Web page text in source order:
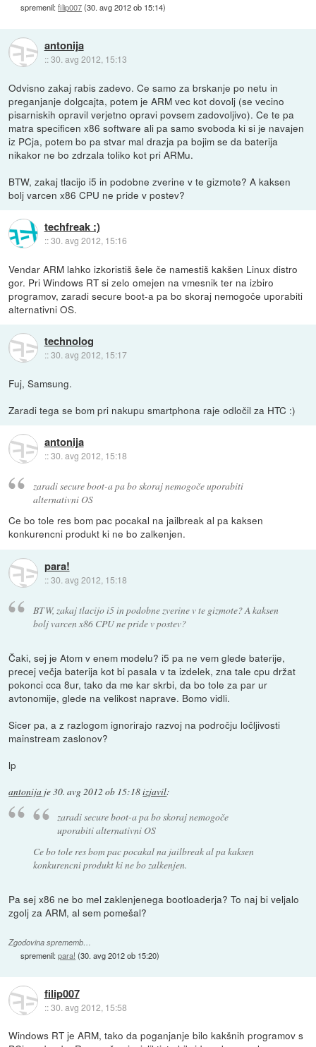
spremenil:filip007(30. avg 2012 ob 15:14)
antonija
::30. avg 2012, 15:13
Odvisno zakaj rabis zadevo. Ce samo za brskanje po netu in
preganjanje dolgcajta, potem je ARM vec kot dovolj (se vecino
pisarniskih opravil verjetno opravi povsem zadovoljivo). Ce te pa
matra specificen x86 software ali pa samo svoboda ki si je navajen
iz PCja, potem bo pa stvar mal drazja pa bojim se da baterija
nikakor ne bo zdrzala toliko kot pri ARMu.
BTW, zakaj tlacijo i5 in podobne zverine v te gizmote? A kaksen
bolj varcen x86 CPU ne pride v postev?
techfreak :)
::30. avg 2012, 15:16
Vendar ARM lahko izkoristiš šele če namestiš kakšen Linux distro
gor. Pri Windows RT si zelo omejen na vmesnik ter na izbiro
programov, zaradi secure boot-a pa bo skoraj nemogoče uporabiti
alternativni OS.
technolog
::30. avg 2012, 15:17
Fuj, Samsung.
Zaradi tega se bom pri nakupu smartphona raje odločil za HTC :)
antonija
::30. avg 2012, 15:18
zaradi secure boot-a pa bo skoraj nemogoče uporabiti
alternativni OS
Ce bo tole res bom pac pocakal na jailbreak al pa kaksen
konkurencni produkt ki ne bo zalkenjen.
para!
::30. avg 2012, 15:18
BTW, zakaj tlacijo i5 in podobne zverine v te gizmote? A kaksen
bolj varcen x86 CPU ne pride v postev?
Čaki, sej je Atom v enem modelu? i5 pa ne vem glede baterije,
precej večja baterija kot bi pasala v ta izdelek, zna tale cpu držat
pokonci cca 8ur, tako da me kar skrbi, da bo tole za par ur
avtonomije, glede na velikost naprave. Bomo vidli.
Sicer pa, a z razlogom ignorirajo razvoj na področju ločljivosti
mainstream zaslonov?
lp
antonija je30. avg 2012 ob 15:18izjavil:
zaradi secure boot-a pa bo skoraj nemogoče
uporabiti alternativni OS
Ce bo tole res bom pac pocakal na jailbreak al pa kaksen
konkurencni produkt ki ne bo zalkenjen.
Pa sej x86 ne bo mel zaklenjenega bootloaderja? To naj bi veljalo
zgolj za ARM, al sem pomešal?
Zgodovina sprememb…
spremenil:para! (30. avg 2012 ob 15:20)
filip007
::30. avg 2012, 15:58
Windows RT je ARM, tako da poganjanje bilo kakšnih programov s